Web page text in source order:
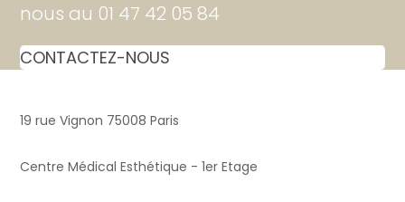
nous au 01 47 42 05 84
CONTACTEZ-NOUS
19 rue Vignon 75008 Paris
Centre Médical Esthétique - 1er Etage